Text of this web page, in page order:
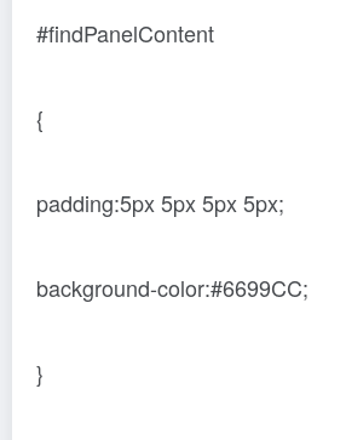
#findPanelContent
{
padding:5px 5px 5px 5px;
background-color:#6699CC;
}